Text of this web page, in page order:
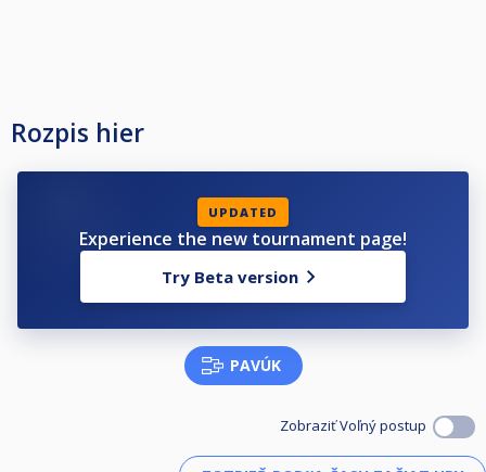
Rozpis hier
UPDATED
Experience the new tournament page!
Try Beta version
PAVÚK
Zobraziť Voľný postup